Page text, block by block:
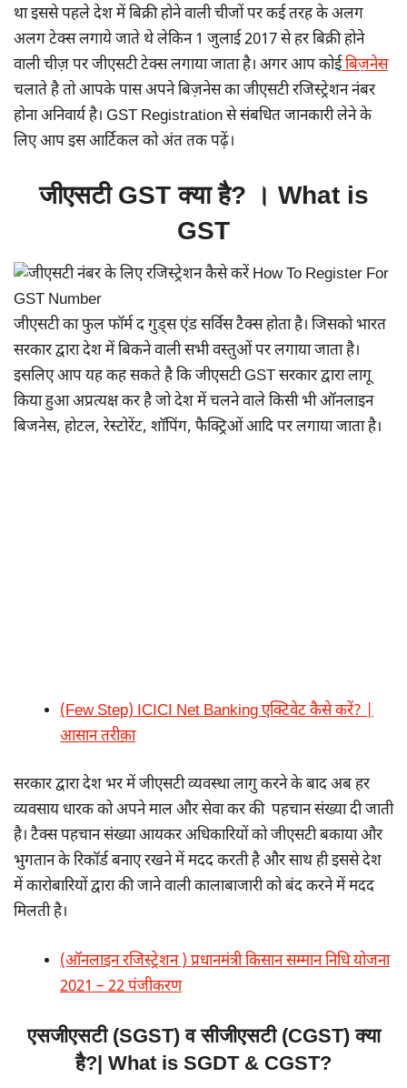
था इससे पहले देश में बिक्री होने वाली चीजों पर कई तरह के अलग
अलग टेक्स लगाये जाते थे लेकिन 1 जुलाई 2017 से हर बिक्री होने
वाली चीज़ पर जीएसटी टेक्स लगाया जाता है। अगर आप कोईबिज़नेस
चलाते है तो आपके पास अपने बिज़नेस का जीएसटी रजिस्ट्रेशन नंबर
होना अनिवार्य है। GST Registration से संबधित जानकारी लेने के
लिए आप इस आर्टिकल को अंत तक पढ़ें।
जीएसटी GST क्या है? । What is
GST
जीएसटी का फुल फॉर्म द गुड्स एंड सर्विस टैक्स होता है। जिसको भारत
सरकार द्वारा देश में बिकने वाली सभी वस्तुओं पर लगाया जाता है।
इसलिए आप यह कह सकते है कि जीएसटी GST सरकार द्वारा लागू
किया हुआ अप्रत्यक्ष कर है जो देश में चलने वाले किसी भी ऑनलाइन
बिजनेस, होटल, रेस्टोरेंट, शॉपिंग, फैक्ट्रिओं आदि पर लगाया जाता है।
(Few Step) ICICI Net Banking एक्टिवेट कैसे करें? |
आसान तरीक़ा
सरकार द्वारा देश भर में जीएसटी व्यवस्था लागु करने के बाद अब हर
व्यवसाय धारक को अपने माल और सेवा कर की पहचान संख्या दी जाती
है। टैक्स पहचान संख्या आयकर अधिकारियों को जीएसटी बकाया और
भुगतान के रिकॉर्ड बनाए रखने में मदद करती है और साथ ही इससे देश
में कारोबारियों द्वारा की जाने वाली कालाबाजारी को बंद करने में मदद
मिलती है।
(ऑनलाइन रजिस्ट्रेशन ) प्रधानमंत्री किसान सम्मान निधि योजना
2021 – 22 पंजीकरण
एसजीएसटी (SGST) व सीजीएसटी (CGST) क्या
है?| What is SGDT & CGST?